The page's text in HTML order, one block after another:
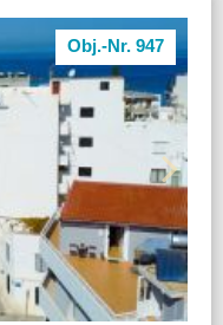
Obj.-Nr. 947